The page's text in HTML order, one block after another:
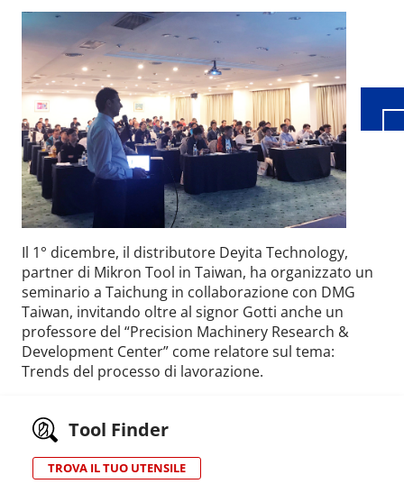
Il 1° dicembre, il distributore Deyita Technology,
partner di Mikron Tool in Taiwan, ha organizzato un
seminario a Taichung in collaborazione con DMG
Taiwan, invitando oltre al signor Gotti anche un
professore del “Precision Machinery Research &
Development Center” come relatore sul tema:
Trends del processo di lavorazione.
Tool Finder
TROVA IL TUO UTENSILE